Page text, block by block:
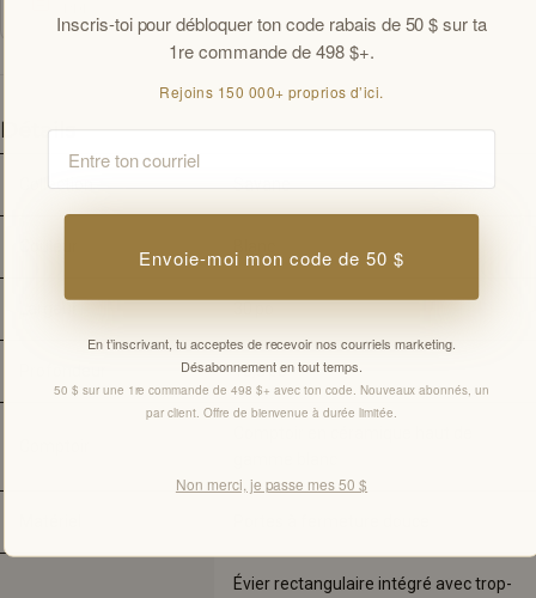
Détails
Collection Savane
18,3 po
Évier rectangulaire intégré avec trop-
Inscris-toi pour débloquer ton code rabais de 50 $ sur ta
1re commande de 498 $+.
Rejoins 150 000+ proprios d’ici.
Envoie-moi mon code de 50 $
En t’inscrivant, tu acceptes de recevoir nos courriels marketing.
Désabonnement en tout temps.
50 $ sur une 1re commande de 498 $+ avec ton code. Nouveaux abonnés, un
par client. Offre de bienvenue à durée limitée.
Non merci, je passe mes 50 $